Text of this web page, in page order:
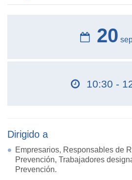
20
10:30 -
Dirigido a
Empresarios, Responsables de
Prevención, Trabajadores
Prevención.